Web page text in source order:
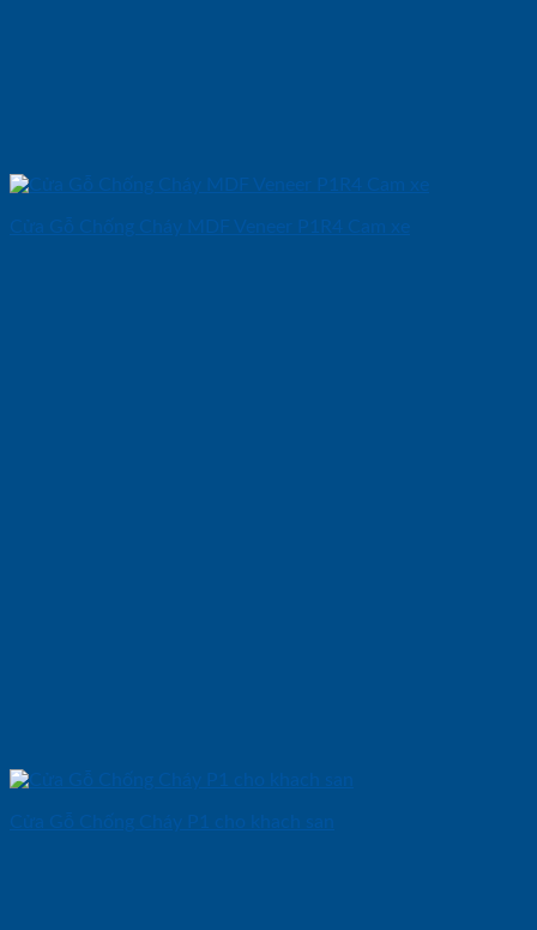
Cửa Gỗ Chống Cháy MDF Veneer P1R4 Cam xe
Cửa Gỗ Chống Cháy P1 cho khach san